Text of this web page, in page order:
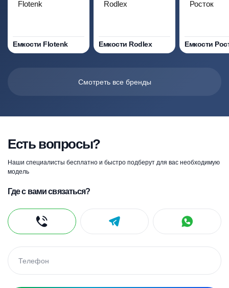
Емкости Flotenk Емкости Rodlex Емкости
Смотреть все бренды
Есть вопросы?
Наши специалисты бесплатно и быстро подберут для вас необходимую
модель
Где с вами связаться?